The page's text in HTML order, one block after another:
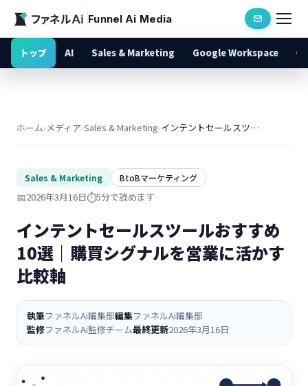
Funnel Ai Media
トップ AI Sales & Marketing Google Workspace
ホーム›メディア›Sales & Marketing› インテントセールスツールおすすめ10選｜購買シグナルを営業に活かす比較軸
Sales & Marketing BtoBマーケティング
📅2026年3月16日⏱️5分で読めます
インテントセールスツールおすすめ
10選｜購買シグナルを営業に活かす
比較軸
執筆ファネルAi編集部編集ファネルAi編集部
監修ファネルAi監修チーム最終更新2026年3月16日